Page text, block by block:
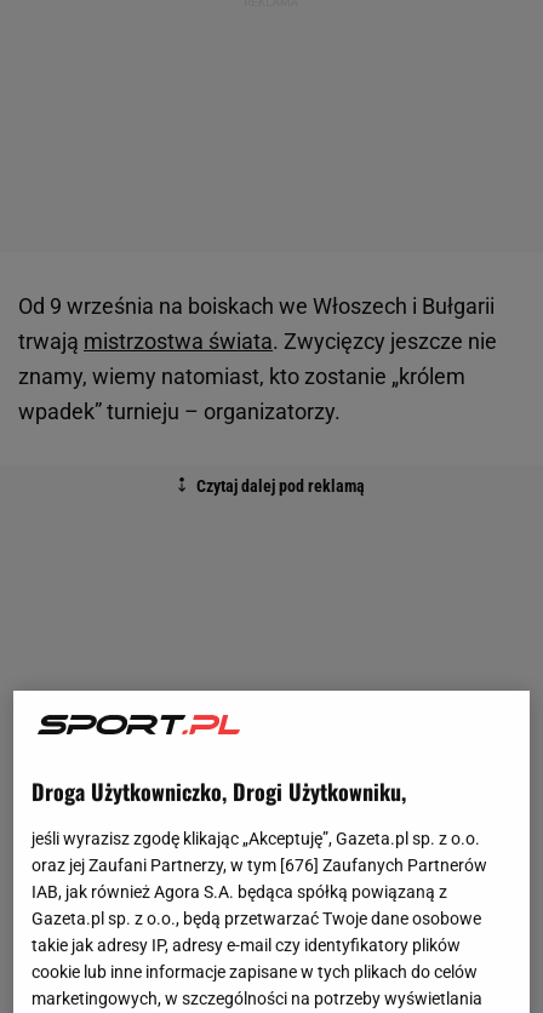
Od 9 września na boiskach we Włoszech i Bułgarii
trwają mistrzostwa świata. Zwycięzcy jeszcze nie
znamy, wiemy natomiast, kto zostanie „królem
wpadek” turnieju – organizatorzy.
Droga Użytkowniczko, Drogi Użytkowniku,
jeśli wyrazisz zgodę klikając „Akceptuję”, Gazeta.pl sp. z o.o.
oraz jej Zaufani Partnerzy, w tym [676] Zaufanych Partnerów
IAB, jak również Agora S.A. będąca spółką powiązaną z
Gazeta.pl sp. z o.o., będą przetwarzać Twoje dane osobowe
takie jak adresy IP, adresy e-mail czy identyfikatory plików
cookie lub inne informacje zapisane w tych plikach do celów
marketingowych, w szczególności na potrzeby wyświetlania